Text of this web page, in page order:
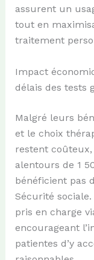
assurent un
tout en
traitement
Impact
délais des tests
Malgré leurs
et le choix
restent
alentours de 1
bénéficient pas
Sécurité
pris en charge
encourageant
patientes d’y